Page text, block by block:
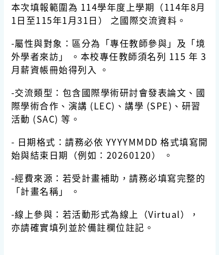
本次填報範圍為 114學年度上學期（114年8月
1日至115年1月31日） 之國際交流資料。
-屬性與對象：區分為「專任教師參與」及「境
外學者來訪」 。本校專任教師須名列 115 年 3
月薪資帳冊始得列入 。
-交流類型：包含國際學術研討會發表論文、國
際學術合作、演講 (LEC)、講學 (SPE)、研習
活動 (SAC) 等。
- 日期格式：請務必依 YYYYMMDD 格式填寫開
始與結束日期（例如：20260120） 。
-經費來源：若受計畫補助，請務必填寫完整的
「計畫名稱」 。
-線上參與：若活動形式為線上（Virtual），
亦請確實填列並於備註欄位註記。